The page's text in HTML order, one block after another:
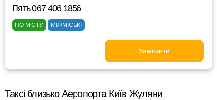
Пять 067 406 1856
ПО МІСТУ МІЖМІСЬКІ
Замовити
Таксі близько Аеропорта Київ Жуляни